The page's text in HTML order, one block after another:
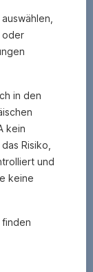
oder
in den
kein
Risiko,
und
keine